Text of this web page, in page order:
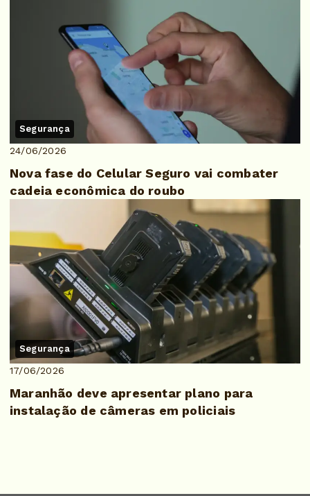
Segurança
24/06/2026
Nova fase do Celular Seguro vai combater
cadeia econômica do roubo
Segurança
17/06/2026
Maranhão deve apresentar plano para
instalação de câmeras em policiais